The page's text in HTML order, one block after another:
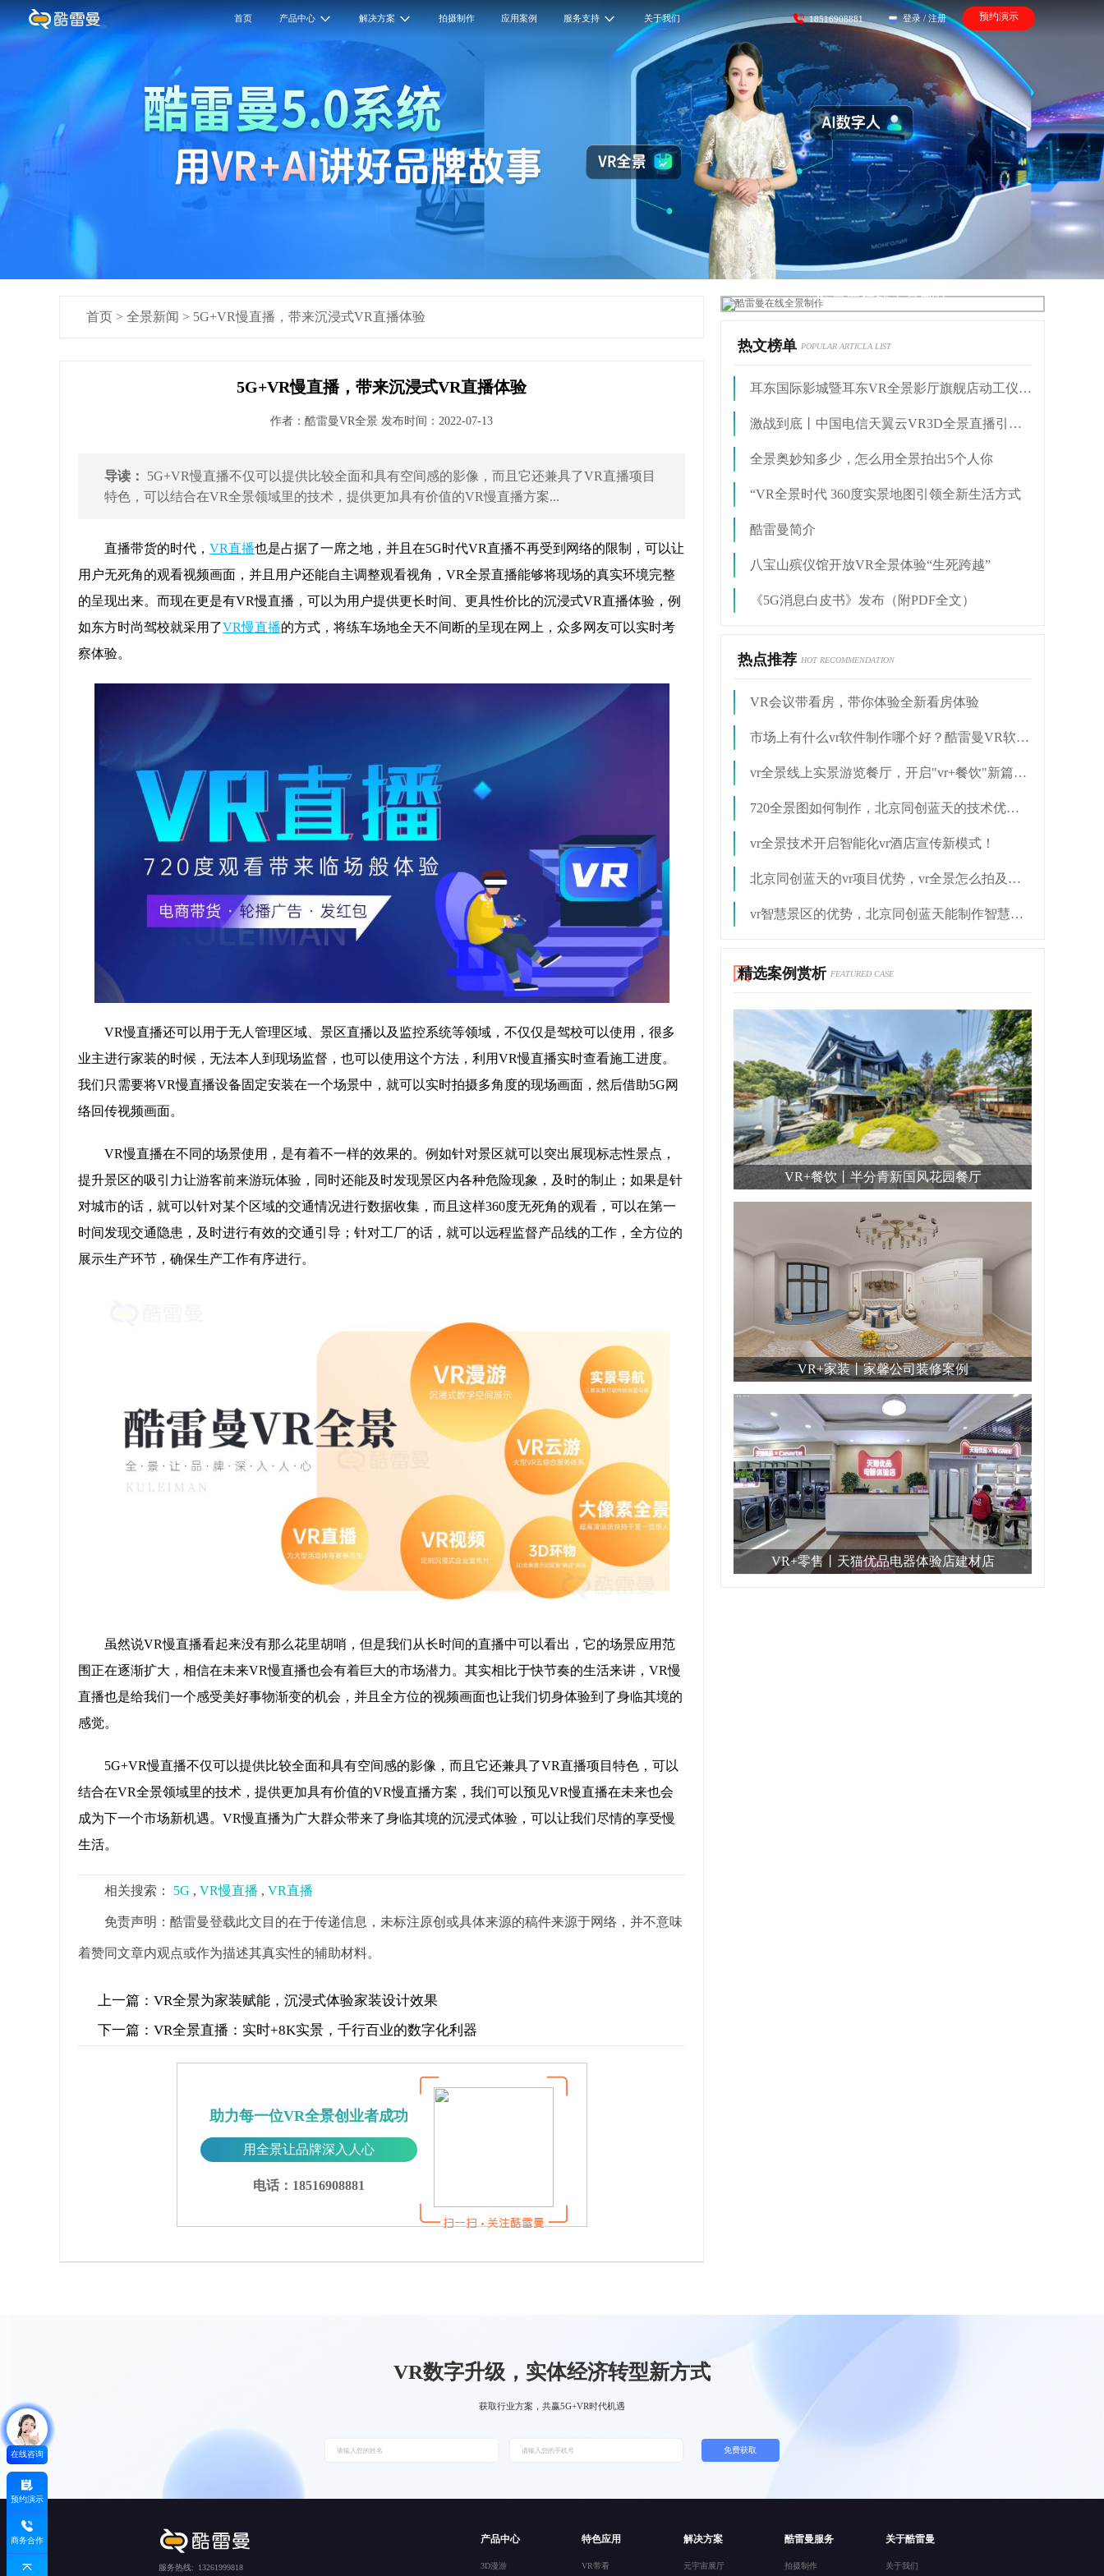
首页 产品中心 解决方案 拍摄制作 应用案例 服务支持 关于我们 18516908881 登录 / 注册 预约演示
首页 > 全景新闻 > 5G+VR慢直播，带来沉浸式VR直播体验
5G+VR慢直播，带来沉浸式VR直播体验
作者：酷雷曼VR全景 发布时间：2022-07-13
导读：
5G+VR慢直播不仅可以提供比较全面和具有空间感的影像，而且它还兼具了VR直播项目
特色，可以结合在VR全景领域里的技术，提供更加具有价值的VR慢直播方案...
直播带货的时代， VR直播也是占据了一席之地，并且在5G时代VR直播不再受到网络的限制，可以让
用户无死角的观看视频画面，并且用户还能自主调整观看视角，VR全景直播能够将现场的真实环境完整
的呈现出来。而现在更是有VR慢直播，可以为用户提供更长时间、更具性价比的沉浸式VR直播体验，例
如东方时尚驾校就采用了VR慢直播的方式，将练车场地全天不间断的呈现在网上，众多网友可以实时考
察体验。
VR慢直播还可以用于无人管理区域、景区直播以及监控系统等领域，不仅仅是驾校可以使用，很多
业主进行家装的时候，无法本人到现场监督，也可以使用这个方法，利用VR慢直播实时查看施工进度。
我们只需要将VR慢直播设备固定安装在一个场景中，就可以实时拍摄多角度的现场画面，然后借助5G网
络回传视频画面。
VR慢直播在不同的场景使用，是有着不一样的效果的。例如针对景区就可以突出展现标志性景点，
提升景区的吸引力让游客前来游玩体验，同时还能及时发现景区内各种危险现象，及时的制止；如果是针
对城市的话，就可以针对某个区域的交通情况进行数据收集，而且这样360度无死角的观看，可以在第一
时间发现交通隐患，及时进行有效的交通引导；针对工厂的话，就可以远程监督产品线的工作，全方位的
展示生产环节，确保生产工作有序进行。
虽然说VR慢直播看起来没有那么花里胡哨，但是我们从长时间的直播中可以看出，它的场景应用范
围正在逐渐扩大，相信在未来VR慢直播也会有着巨大的市场潜力。其实相比于快节奏的生活来讲，VR慢
直播也是给我们一个感受美好事物渐变的机会，并且全方位的视频画面也让我们切身体验到了身临其境的
感觉。
5G+VR慢直播不仅可以提供比较全面和具有空间感的影像，而且它还兼具了VR直播项目特色，可以
结合在VR全景领域里的技术，提供更加具有价值的VR慢直播方案，我们可以预见VR慢直播在未来也会
成为下一个市场新机遇。VR慢直播为广大群众带来了身临其境的沉浸式体验，可以让我们尽情的享受慢
生活。
相关搜索： 5G , VR慢直播 , VR直播
免责声明：酷雷曼登载此文目的在于传递信息，未标注原创或具体来源的稿件来源于网络，并不意味
着赞同文章内观点或作为描述其真实性的辅助材料。
上一篇： VR全景为家装赋能，沉浸式体验家装设计效果
下一篇： VR全景直播：实时+8K实景，千行百业的数字化利器
助力每一位VR全景创业者成功
用全景让品牌深入人心
电话：18516908881
酷雷曼在线全景制作
热文榜单 POPULAR ARTICLA LIST
耳东国际影城暨耳东VR全景影厅旗舰店动工仪式盛大举行
激战到底丨中国电信天翼云VR3D全景直播引燃拳击热火
全景奥妙知多少，怎么用全景拍出5个人你
“VR全景时代 360度实景地图引领全新生活方式
酷雷曼简介
八宝山殡仪馆开放VR全景体验“生死跨越”
《5G消息白皮书》发布（附PDF全文）
热点推荐 HOT RECOMMENDATION
VR会议带看房，带你体验全新看房体验
市场上有什么vr软件制作哪个好？酷雷曼VR软件制作如何
vr全景线上实景游览餐厅，开启"vr+餐饮"新篇章！
720全景图如何制作，北京同创蓝天的技术优势如何
vr全景技术开启智能化vr酒店宣传新模式！
北京同创蓝天的vr项目优势，vr全景怎么拍及市场需求
vr智慧景区的优势，北京同创蓝天能制作智慧景区吗
精选案例赏析 FEATURED CASE
VR+餐饮丨半分青新国风花园餐厅
VR+家装丨家馨公司装修案例
VR+零售丨天猫优品电器体验店建材店
在线咨询
预约演示
商务合作
VR数字升级，实体经济转型新方式
获取行业方案，共赢5G+VR时代机遇
免费获取
服务热线: 13261999818
产品中心
3D漫游
特色应用
VR带看
解决方案
元宇宙展厅
酷雷曼服务
拍摄制作
关于酷雷曼
关于我们